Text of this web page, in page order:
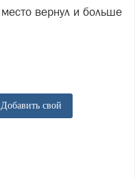
вернул и больше
Добавить свой